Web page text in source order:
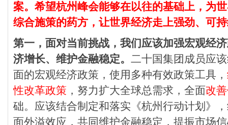
案。希望杭州峰会能够在以往的基础上，为
综合施策的药方，让世界经济走上强劲、可
第一，面对当前挑战，我们应该加强宏观经
济增长、维护金融稳定。 二十国集团成员应
面的宏观经济政策，使用多种有效政策工具，
性改革政策 ，努力扩大全球总需求，全面改
础。应该结合制定和落实《杭州行动计划》
面外溢效应，共同维护金融稳定，提振市场